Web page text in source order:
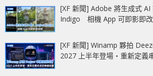
[XF 新聞] Adobe 將生成式
Indigo 相機 App 可即影即
[XF 新聞] Winamp 夥拍
2027 上半年登場‧重新定義